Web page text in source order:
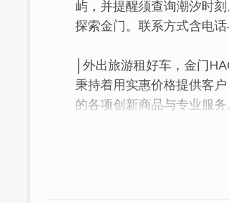
屿，并提醒须查询潮汐时
探索金门。联系方式含电
│外出旅游租好车，金门
秉持着用实惠价格提供客
的各项创新商品与专业服务